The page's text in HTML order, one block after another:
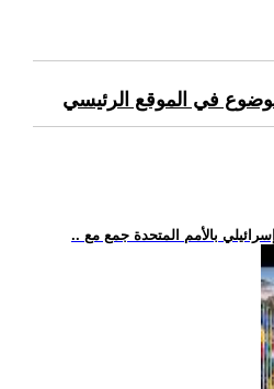
في الموقع الرئيسي
بالأمم المتحدة جمع مع